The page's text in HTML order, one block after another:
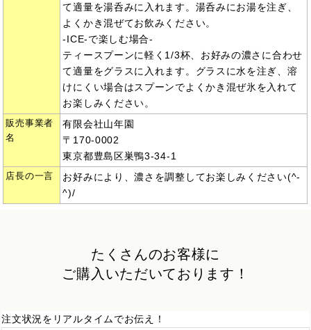
て適量を湯呑みに入れます。湯呑みにお湯を注ぎ、
よくかき混ぜてお飲みください。
-ICE-で楽しむ場合-
ティースプーンに軽く1/3杯、お好みの濃さに合わせ
て適量をグラスに入れます。グラスに水を注ぎ、溶
けにくい場合はスプーンでよくかき混ぜ氷を入れて
お楽しみください。
販売事業者
名
有限会社山年園
〒170-0002
東京都豊島区巣鴨3-34-1
店長の一言
お好みにより、濃さを調整してお楽しみください(^-
^)/
たくさんのお客様に
ご購入いただいております！
注文状況をリアルタイムでお伝え！